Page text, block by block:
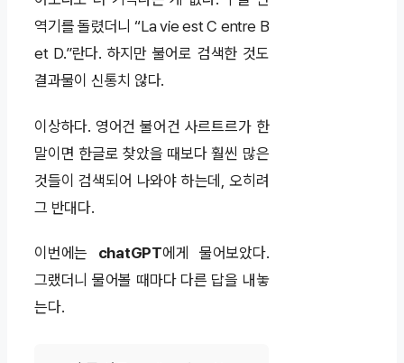
역기를 돌렸더니 “La vie est C entre B
et D.”란다. 하지만 불어로 검색한 것도
결과물이 신통치 않다.
이상하다. 영어건 불어건 사르트르가 한
말이면 한글로 찾았을 때보다 훨씬 많은
것들이 검색되어 나와야 하는데, 오히려
그 반대다.
이번에는 chatGPT에게 물어보았다.
그랬더니 물어볼 때마다 다른 답을 내놓
는다.